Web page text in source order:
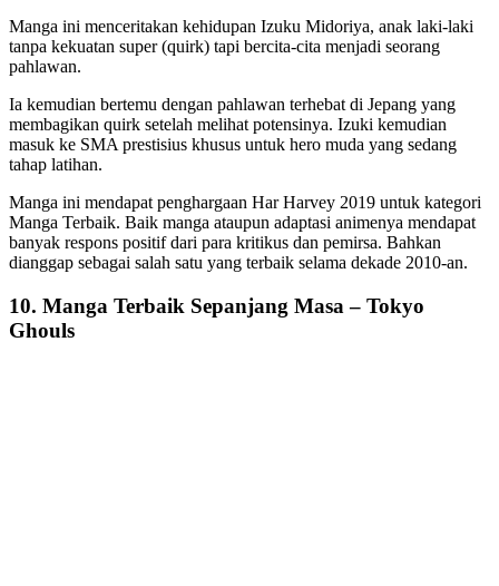
Manga ini menceritakan kehidupan Izuku Midoriya, anak laki-laki
tanpa kekuatan super (quirk) tapi bercita-cita menjadi seorang
pahlawan.
Ia kemudian bertemu dengan pahlawan terhebat di Jepang yang
membagikan quirk setelah melihat potensinya. Izuki kemudian
masuk ke SMA prestisius khusus untuk hero muda yang sedang
tahap latihan.
Manga ini mendapat penghargaan Har Harvey 2019 untuk kategori
Manga Terbaik. Baik manga ataupun adaptasi animenya mendapat
banyak respons positif dari para kritikus dan pemirsa. Bahkan
dianggap sebagai salah satu yang terbaik selama dekade 2010-an.
10. Manga Terbaik Sepanjang Masa – Tokyo
Ghouls